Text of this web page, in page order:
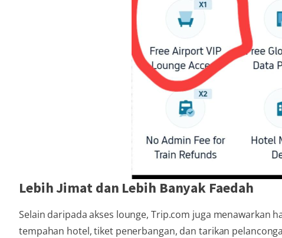
Lebih Jimat dan Lebih Banyak Faedah
Selain daripada akses lounge, Trip.com juga
tempahan hotel, tiket penerbangan, dan tarikan